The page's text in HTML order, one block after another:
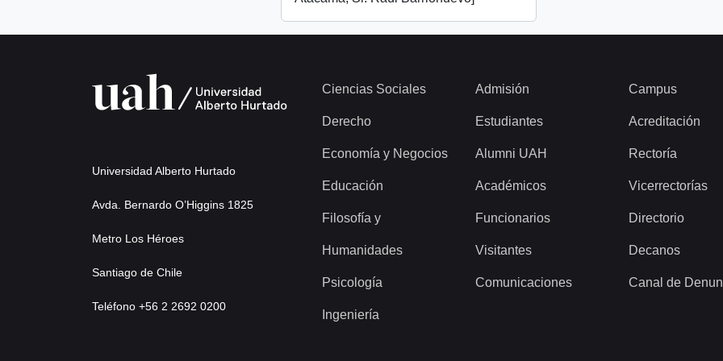
Universidad Alberto Hurtado
Avda. Bernardo O’Higgins 1825
Metro Los Héroes
Santiago de Chile
Teléfono +56 2 2692 0200
Ciencias Sociales
Derecho
Economía y Negocios
Educación
Filosofía y
Humanidades
Psicología
Ingeniería
Admisión
Estudiantes
Alumni UAH
Académicos
Funcionarios
Visitantes
Comunicaciones
Campus
Acreditación
Rectoría
Vicerrectorías
Directorio
Decanos
Canal de